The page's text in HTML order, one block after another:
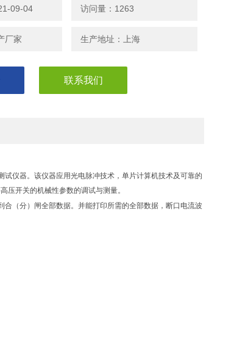
09-04 访问量：1263
厂家 生产地址：上海
联系我们
试仪器。该仪器应用光电脉冲技术，单片计算机技术及可靠的
压开关的机械性参数的调试与测量。
（分）闸全部数据。并能打印所需的全部数据，断口电流波